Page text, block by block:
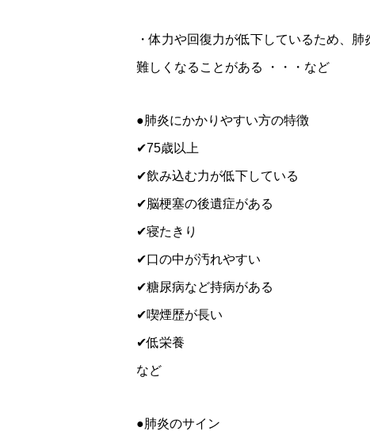
・体力や回復力が低下しているため、
難しくなることがある ・・・など
●肺炎にかかりやすい方の特徴
✔75歳以上
✔飲み込む力が低下している
✔脳梗塞の後遺症がある
✔寝たきり
✔口の中が汚れやすい
✔糖尿病など持病がある
✔喫煙歴が長い
✔低栄養
など
●肺炎のサイン